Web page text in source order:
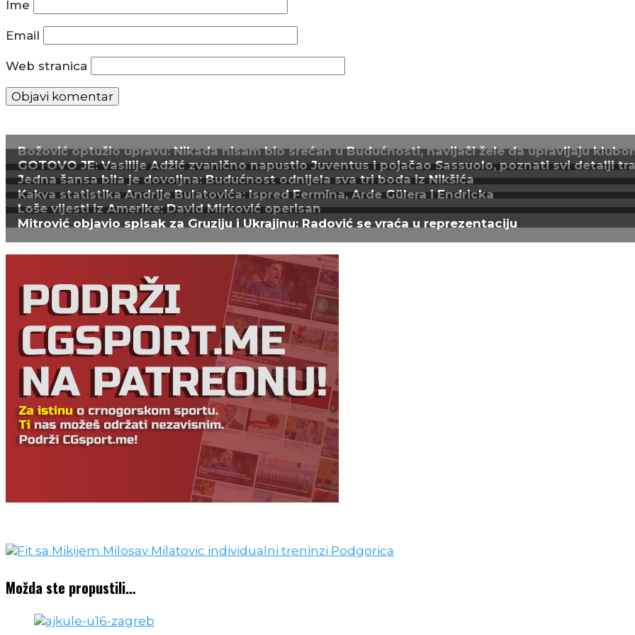
Ime
Email
Web stranica
Božović optužio upravu: Nikada nisam bio srećan u Budućnosti, navijači žele da upravljaju
GOTOVO JE: Vasilije Adžić zvanično napustio Juventus i pojačao Sassuolo, poznati svi detalji
Jedna šansa bila je dovoljna: Budućnost odnijela sva tri boda iz Nikšića
Kakva statistika Andrije Bulatovića: Ispred Fermína, Arde Gülera i Endricka
Loše vijesti iz Amerike: David Mirković operisan
Mitrović objavio spisak za Gruziju i Ukrajinu: Radović se vraća u reprezentaciju
Možda ste propustili…